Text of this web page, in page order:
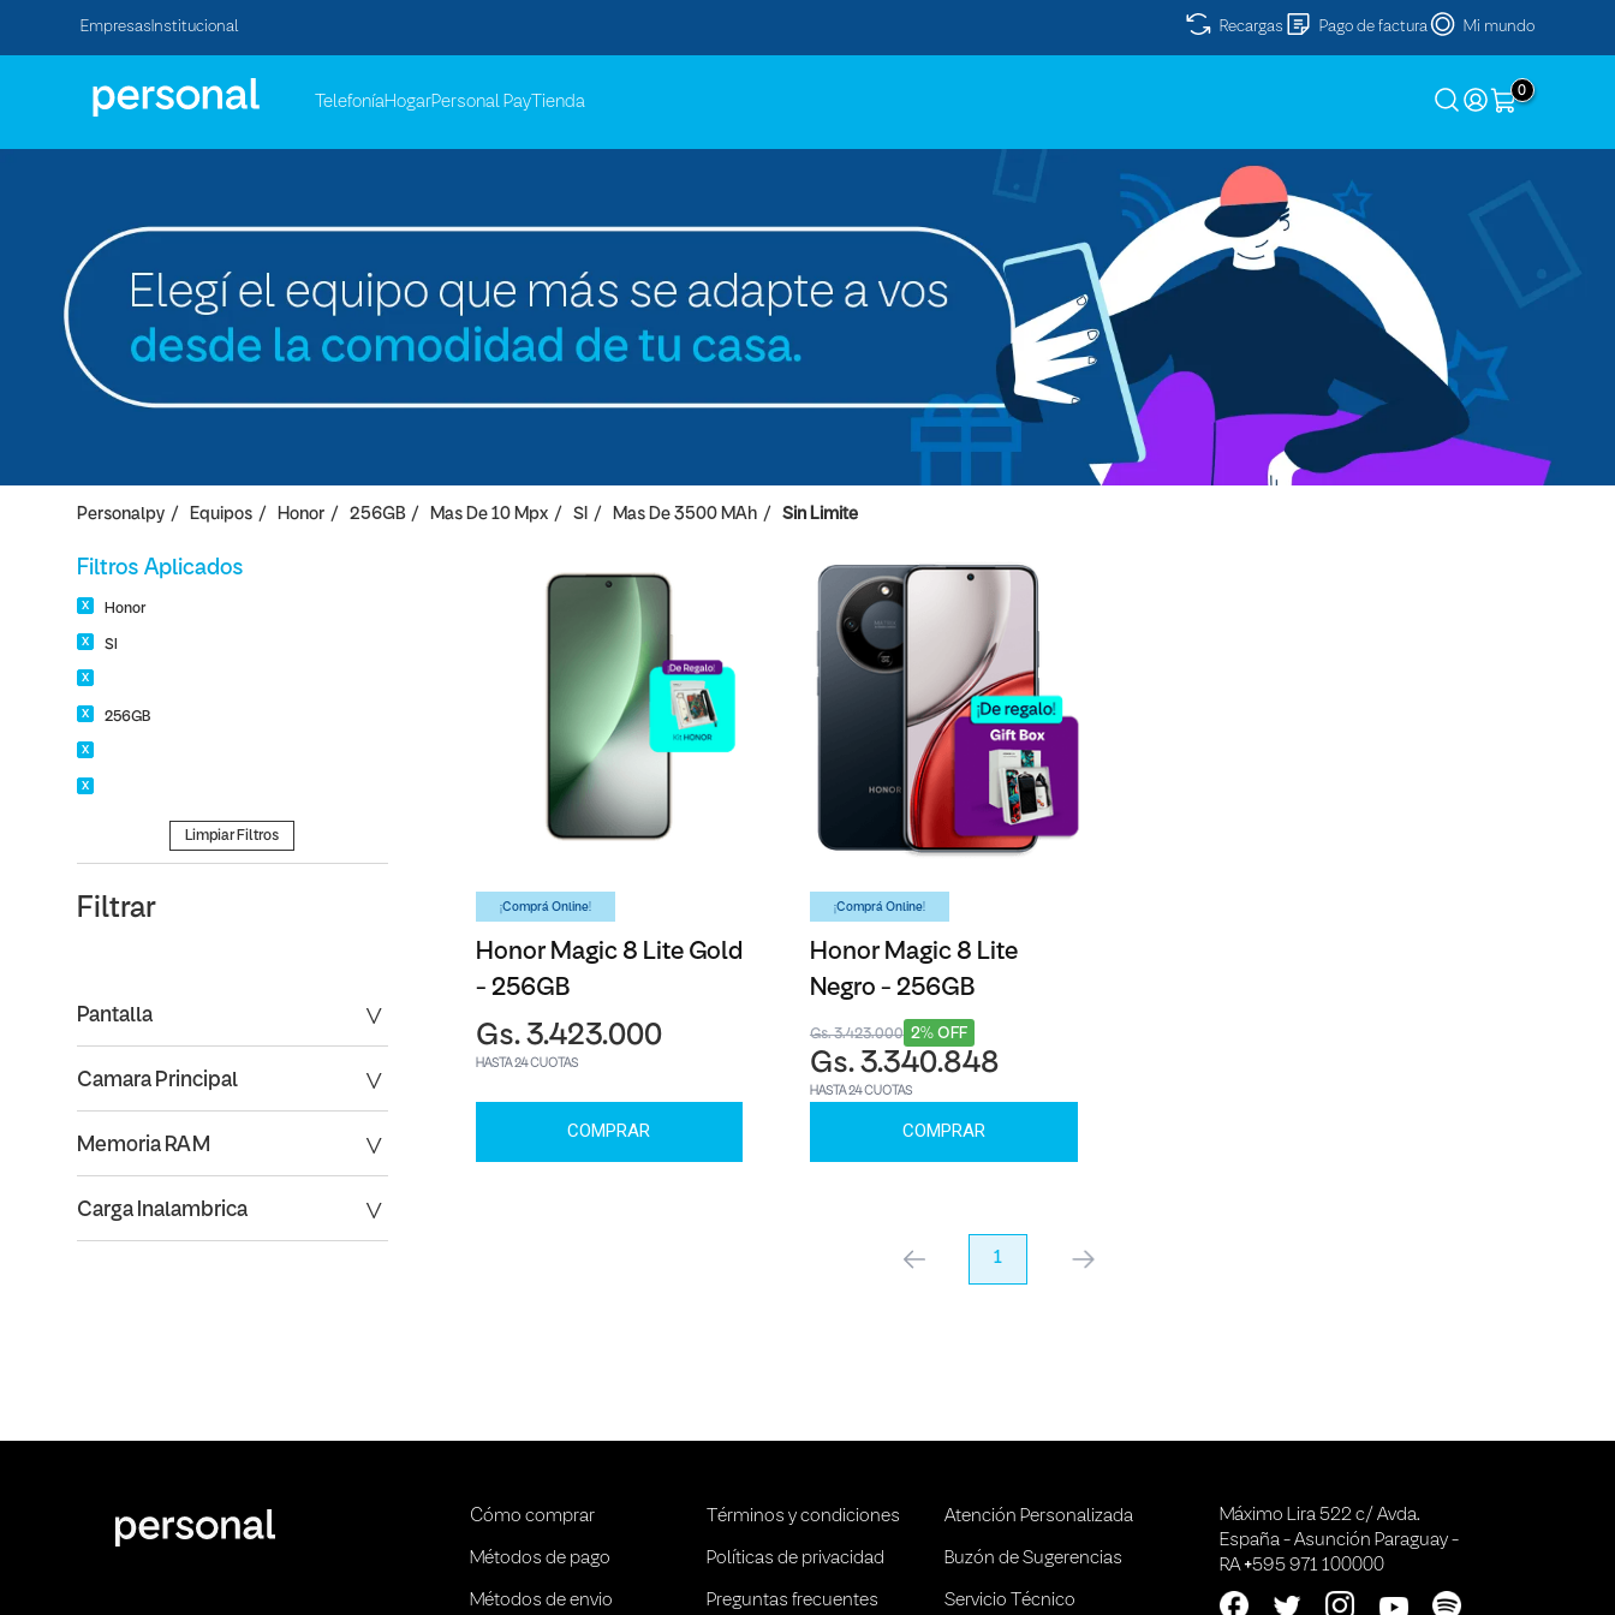
Empresas Institucional Recargas Pago de factura Mi mundo
TelefoníaHogarPersonal Pay Tienda
0
Personalpy Equipos Honor 256GB Mas De 10 Mpx SI Mas De 3500 MAh Sin Limite
Filtros Aplicados
Honor
SI
256GB
Limpiar Filtros
Filtrar
Pantalla
Camara Principal
Memoria RAM
Carga Inalambrica
¡Comprá Online!
Honor Magic 8 Lite Gold
- 256GB
Gs. 3.423.000
HASTA 24 CUOTAS
COMPRAR
¡Comprá Online!
Honor Magic 8 Lite
Negro - 256GB
2% OFF
Gs. 3.423.000
Gs. 3.340.848
HASTA 24 CUOTAS
COMPRAR
anterior 1 próximo
Cómo comprar
Métodos de pago
Métodos de envio
Términos y condiciones
Políticas de privacidad
Preguntas frecuentes
Atención Personalizada
Buzón de Sugerencias
Servicio Técnico
Máximo Lira 522 c/ Avda.
España - Asunción Paraguay -
RA +595 971 100000